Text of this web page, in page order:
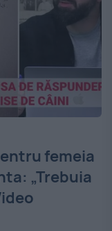
femeia
„Trebuia